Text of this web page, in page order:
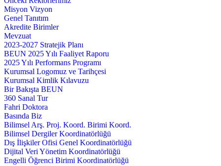
Misyon Vizyon
Genel Tanıtım
Akredite Birimler
Mevzuat
2023-2027 Stratejik Planı
BEUN 2025 Yılı Faaliyet Raporu
2025 Yılı Performans Programı
Kurumsal Logomuz ve Tarihçesi
Kurumsal Kimlik Kılavuzu
Bir Bakışta BEUN
360 Sanal Tur
Fahri Doktora
Basında Biz
Bilimsel Arş. Proj. Koord. Birimi Koord.
Bilimsel Dergiler Koordinatörlüğü
Dış İlişkiler Ofisi Genel Koordinatörlüğü
Dijital Veri Yönetim Koordinatörlüğü
Engelli Öğrenci Birimi Koordinatörlüğü